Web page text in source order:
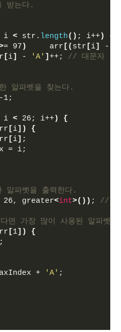
받는다.
i < str. length() ; i++)
{
= 97 )
     arr
[( str [i]
-
[i] - 'A' ]++; // 대문자
알파벳을 찾는다.
1;
i < 26; i++)
{
[i])
{
[i] ;
= i;
파벳을 출력한다.
greater<int>()) ; // 내
면 가장 많이 사용된 알파벳
[1])
{
;
+ 'A' ;